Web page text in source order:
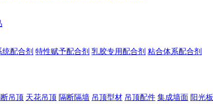
配合剂 特性赋予配合剂 乳胶专用配合剂 粘合体系配合剂
吊顶 天花吊顶 隔断隔墙 吊顶型材 吊顶配件 集成墙面 阳光板